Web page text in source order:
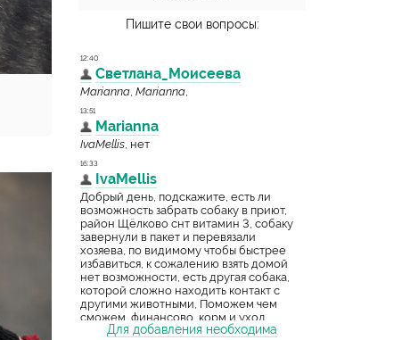
Пишите свои вопросы:
Для добавления необходима